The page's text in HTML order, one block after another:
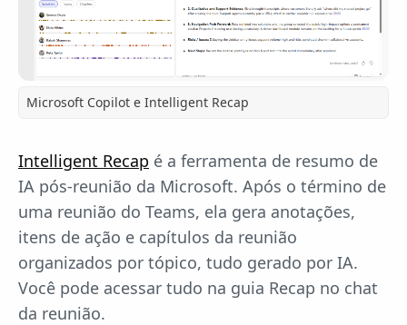
Microsoft Copilot e Intelligent Recap
Intelligent Recap é a ferramenta de resumo de
IA pós-reunião da Microsoft. Após o término de
uma reunião do Teams, ela gera anotações,
itens de ação e capítulos da reunião
organizados por tópico, tudo gerado por IA.
Você pode acessar tudo na guia Recap no chat
da reunião.